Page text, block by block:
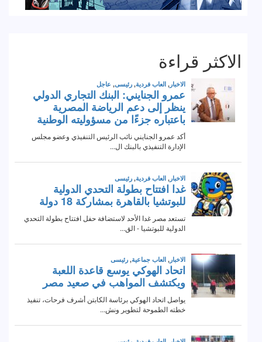
الاكثر قراءة